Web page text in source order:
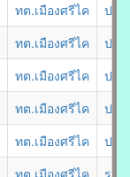
ทต.เมืองศรีไค
ประ
ทต.เมืองศรีไค
ประ
ทต.เมืองศรีไค
ประ
ทต.เมืองศรีไค
ประ
ทต.เมืองศรีไค
ประ
ทต.เมืองศรีไค
รา